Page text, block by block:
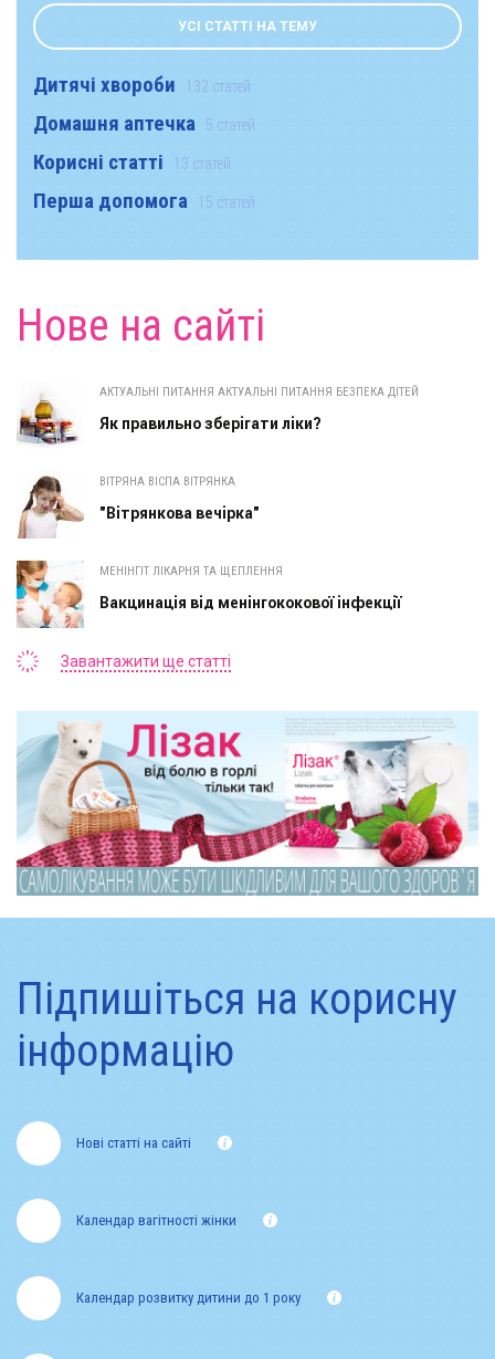
УСІ СТАТТІ НА ТЕМУ
Дитячі хвороби 132 статей
Домашня аптечка 5 статей
Корисні статті 13 статей
Перша допомога 15 статей
Нове на сайті
АКТУАЛЬНІ ПИТАННЯ АКТУАЛЬНІ ПИТАННЯ БЕЗПЕКА ДІТЕЙ
Як правильно зберігати ліки?
ВІТРЯНА ВІСПА ВІТРЯНКА
"Вітрянкова вечірка"
МЕНІНГІТ ЛІКАРНЯ ТА ЩЕПЛЕННЯ
Вакцинація від менінгококової інфекції
Завантажити ще статті
Підпишіться на корисну
інформацію
Нові статті на сайті
Календар розвитку дитини до 1 року
Календар вагітності жінки